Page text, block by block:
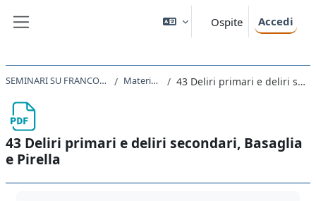
Ospite Accedi
SEMINARI SU FRANCO BASAGLIA 2024 - 2025 Materiali di lettura 43 Deliri primari e deliri secondari, Basaglia e Pirella
43 Deliri primari e deliri secondari, Basaglia
e Pirella